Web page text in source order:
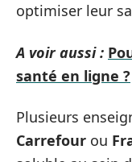
optimiser leur
A voir aussi :
santé en ligne ?
Plusieurs
Carrefour ou